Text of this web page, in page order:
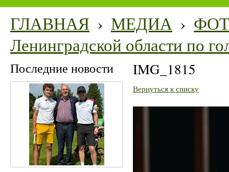
ГЛАВНАЯ › МЕДИА ›
Ленинградской области по
Последние новости IMG_1815
Вернуться к списку